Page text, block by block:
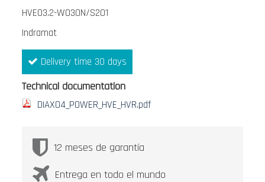
HVE03.2-W030N/S201
Indramat
Delivery time 30 days
Technical documentation
DIAX04_POWER_HVE_HVR.pdf
12 meses de garantía
Entrega en todo el mundo
de
imágenes